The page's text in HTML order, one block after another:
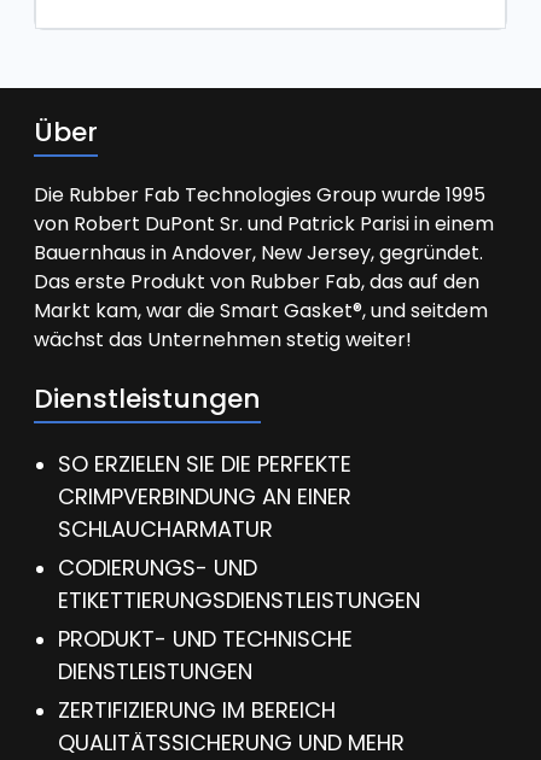
Über
Die Rubber Fab Technologies Group wurde 1995
von Robert DuPont Sr. und Patrick Parisi in einem
Bauernhaus in Andover, New Jersey, gegründet.
Das erste Produkt von Rubber Fab, das auf den
Markt kam, war die Smart Gasket®, und seitdem
wächst das Unternehmen stetig weiter!
Dienstleistungen
SO ERZIELEN SIE DIE PERFEKTE
CRIMPVERBINDUNG AN EINER
SCHLAUCHARMATUR
CODIERUNGS- UND
ETIKETTIERUNGSDIENSTLEISTUNGEN
PRODUKT- UND TECHNISCHE
DIENSTLEISTUNGEN
ZERTIFIZIERUNG IM BEREICH
QUALITÄTSSICHERUNG UND MEHR